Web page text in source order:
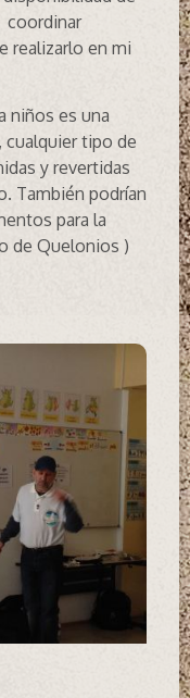
coordinar
realizarlo en mi
niños es una
cualquier tipo de
y revertidas
También podrían
para la
de Quelonios )